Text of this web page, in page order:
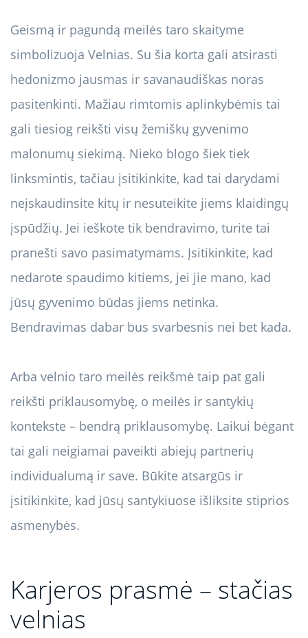
Geismą ir pagundą meilės taro skaityme
simbolizuoja Velnias. Su šia korta gali atsirasti
hedonizmo jausmas ir savanaudiškas noras
pasitenkinti. Mažiau rimtomis aplinkybėmis tai
gali tiesiog reikšti visų žemiškų gyvenimo
malonumų siekimą. Nieko blogo šiek tiek
linksmintis, tačiau įsitikinkite, kad tai darydami
neįskaudinsite kitų ir nesuteikite jiems klaidingų
įspūdžių. Jei ieškote tik bendravimo, turite tai
pranešti savo pasimatymams. Įsitikinkite, kad
nedarote spaudimo kitiems, jei jie mano, kad
jūsų gyvenimo būdas jiems netinka.
Bendravimas dabar bus svarbesnis nei bet kada.
Arba velnio taro meilės reikšmė taip pat gali
reikšti priklausomybę, o meilės ir santykių
kontekste – bendrą priklausomybę. Laikui bėgant
tai gali neigiamai paveikti abiejų partnerių
individualumą ir save. Būkite atsargūs ir
įsitikinkite, kad jūsų santykiuose išliksite stiprios
asmenybės.
Karjeros prasmė – stačias
velnias